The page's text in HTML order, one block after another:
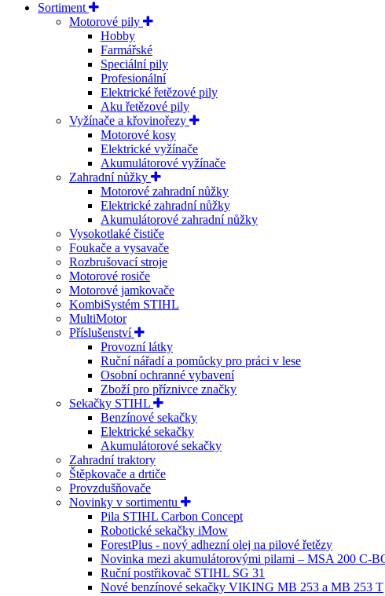
Sortiment
Motorové pily
Hobby
Farmářské
Speciální pily
Profesionální
Elektrické řetězové pily
Aku řetězové pily
Vyžínače a křovinořezy
Motorové kosy
Elektrické vyžínače
Akumulátorové vyžínače
Zahradní nůžky
Motorové zahradní nůžky
Elektrické zahradní nůžky
Akumulátorové zahradní nůžky
Vysokotlaké čističe
Foukače a vysavače
Rozbrušovací stroje
Motorové rosiče
Motorové jamkovače
KombiSystém STIHL
MultiMotor
Příslušenství
Provozní látky
Ruční nářadí a pomůcky pro práci v lese
Osobní ochranné vybavení
Zboží pro příznivce značky
Sekačky STIHL
Benzínové sekačky
Elektrické sekačky
Akumulátorové sekačky
Zahradní traktory
Štěpkovače a drtiče
Provzdušňovače
Novinky v sortimentu
Pila STIHL Carbon Concept
Robotické sekačky iMow
ForestPlus - nový adhezní olej na pilové řetězy
Novinka mezi akumulátorovými pilami – MSA 200 C-
Ruční postřikovač STIHL SG 31
Nové benzínové sekačky VIKING MB 253 a MB 253 T